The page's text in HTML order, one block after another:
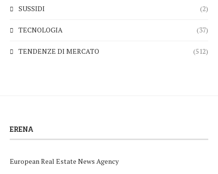
SUSSIDI (2)
TECNOLOGIA (37)
TENDENZE DI MERCATO (512)
ERENA
European Real Estate News Agency